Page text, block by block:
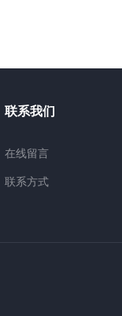
联系我们
在线留言
联系方式